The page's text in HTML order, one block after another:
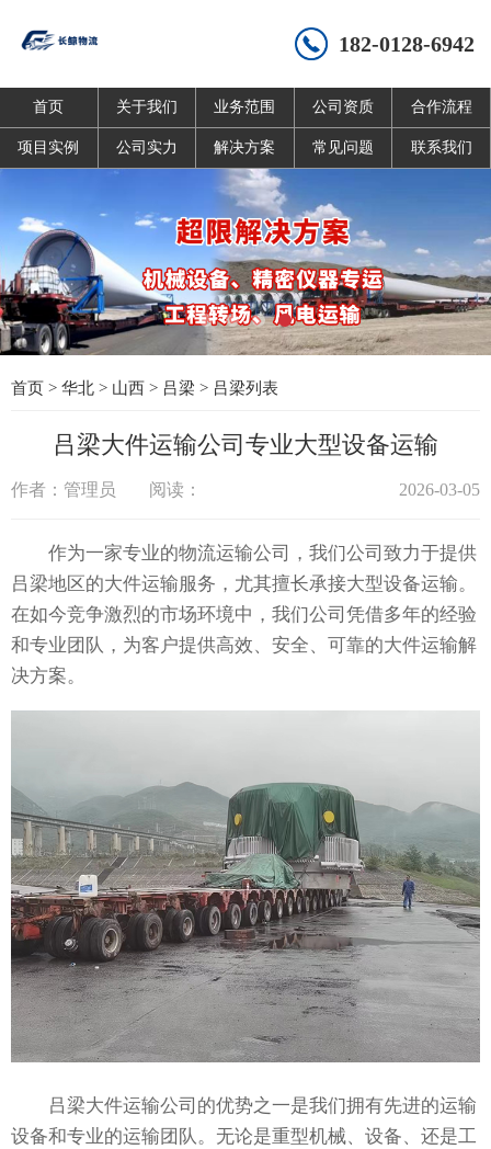
182-0128-6942
首页 关于我们 业务范围 公司资质 合作流程
项目实例 公司实力 解决方案 常见问题 联系我们
首页 > 华北 > 山西 > 吕梁 > 吕梁列表
吕梁大件运输公司专业大型设备运输
作者：管理员 阅读： 2026-03-05
作为一家专业的物流运输公司，我们公司致力于提供
吕梁地区的大件运输服务，尤其擅长承接大型设备运输。
在如今竞争激烈的市场环境中，我们公司凭借多年的经验
和专业团队，为客户提供高效、安全、可靠的大件运输解
决方案。
吕梁大件运输公司的优势之一是我们拥有先进的运输
设备和专业的运输团队。无论是重型机械、设备、还是工